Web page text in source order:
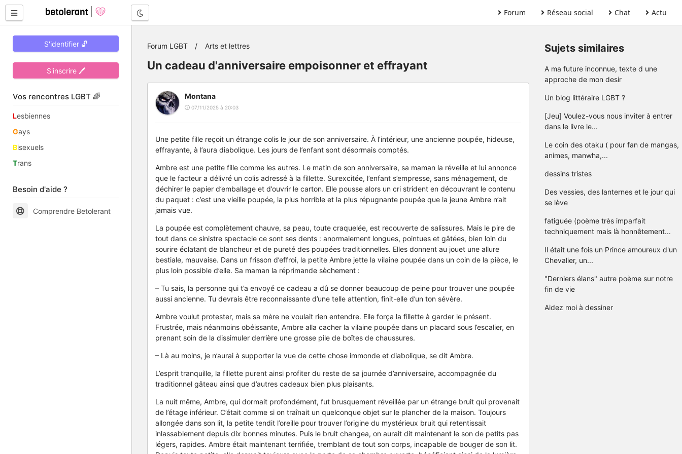
Forum Réseau social Chat Actu
S'identifier 🔓
S'inscrire 🖊
Vos rencontres LGBT 🌈
Lesbiennes
Gays
Bisexuels
Trans
Besoin d'aide ?
Comprendre Betolerant
Forum LGBT Arts et lettres
Un cadeau d'anniversaire empoisonner et effrayant
Montana
07/11/2025 à 20:03
Une petite fille reçoit un étrange colis le jour de son anniversaire. À l’intérieur, une ancienne poupée, hideuse,
effrayante, à l’aura diabolique. Les jours de l’enfant sont désormais comptés.
Ambre est une petite fille comme les autres. Le matin de son anniversaire, sa maman la réveille et lui annonce
que le facteur a délivré un colis adressé à la fillette. Surexcitée, l’enfant s’empresse, sans ménagement, de
déchirer le papier d’emballage et d’ouvrir le carton. Elle pousse alors un cri strident en découvrant le contenu
du paquet : c’est une vieille poupée, la plus horrible et la plus répugnante poupée que la jeune Ambre n’ait
jamais vue.
La poupée est complètement chauve, sa peau, toute craquelée, est recouverte de salissures. Mais le pire de
tout dans ce sinistre spectacle ce sont ses dents : anormalement longues, pointues et gâtées, bien loin du
sourire éclatant de blancheur et de pureté des poupées traditionnelles. Elles donnent au jouet une allure
bestiale, mauvaise. Dans un frisson d’effroi, la petite Ambre jette la vilaine poupée dans un coin de la pièce, le
plus loin possible d’elle. Sa maman la réprimande sèchement :
– Tu sais, la personne qui t’a envoyé ce cadeau a dû se donner beaucoup de peine pour trouver une poupée
aussi ancienne. Tu devrais être reconnaissante d’une telle attention, finit-elle d’un ton sévère.
Ambre voulut protester, mais sa mère ne voulait rien entendre. Elle força la fillette à garder le présent.
Frustrée, mais néanmoins obéissante, Ambre alla cacher la vilaine poupée dans un placard sous l’escalier, en
prenant soin de la dissimuler derrière une grosse pile de boîtes de chaussures.
– Là au moins, je n’aurai à supporter la vue de cette chose immonde et diabolique, se dit Ambre.
L’esprit tranquille, la fillette purent ainsi profiter du reste de sa journée d’anniversaire, accompagnée du
traditionnel gâteau ainsi que d’autres cadeaux bien plus plaisants.
La nuit même, Ambre, qui dormait profondément, fut brusquement réveillée par un étrange bruit qui provenait
de l’étage inférieur. C’était comme si on traînait un quelconque objet sur le plancher de la maison. Toujours
allongée dans son lit, la petite tendit l’oreille pour trouver l’origine du mystérieux bruit qui retentissait
inlassablement depuis dix bonnes minutes. Puis le bruit changea, on aurait dit maintenant le son de petits pas
légers, rapides. Ambre était maintenant terrifiée, tremblant de tout son corps, incapable de bouger de son lit.
Sujets similaires
A ma future inconnue, texte d une
approche de mon desir
Un blog littéraire LGBT ?
[Jeu] Voulez-vous nous inviter à entrer
dans le livre le...
Le coin des otaku ( pour fan de mangas,
animes, manwha,...
dessins tristes
Des vessies, des lanternes et le jour qui
se lève
fatiguée (poème très imparfait
techniquement mais là honnêtement...
Il était une fois un Prince amoureux d'un
Chevalier, un...
"Derniers élans" autre poème sur notre
fin de vie
Aidez moi à dessiner